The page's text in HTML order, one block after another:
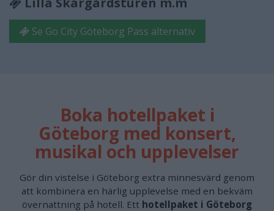
Se Go City Göteborg Pass alternativ
Boka hotellpaket i
Göteborg med konsert,
musikal och upplevelser
Gör din vistelse i Göteborg extra minnesvärd genom
att kombinera en härlig upplevelse med en bekväm
övernattning på hotell. Ett hotellpaket i Göteborg